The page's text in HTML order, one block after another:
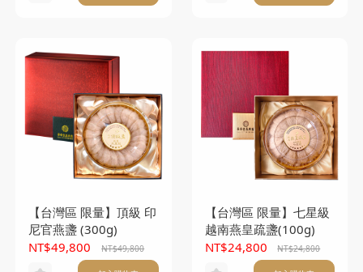
【台灣區 限量】頂級 印
尼官燕盞 (300g)
NT$49,800
NT$49,800
【台灣區 限量】七星級
越南燕皇疏盞(100g)
NT$24,800
NT$24,800